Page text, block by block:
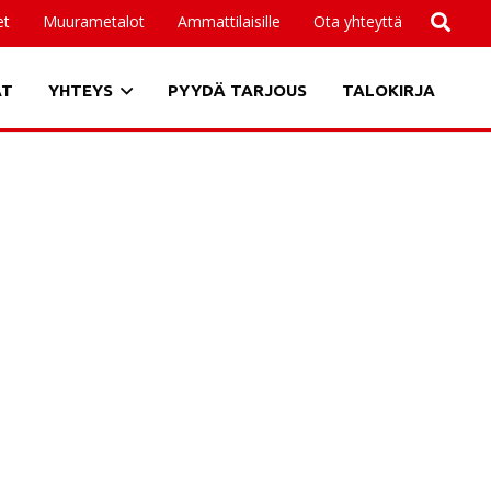
Muurametalot Ammattilaisille Ota yhteyttä
YHTEYS PYYDÄ TARJOUS TALOKIRJA